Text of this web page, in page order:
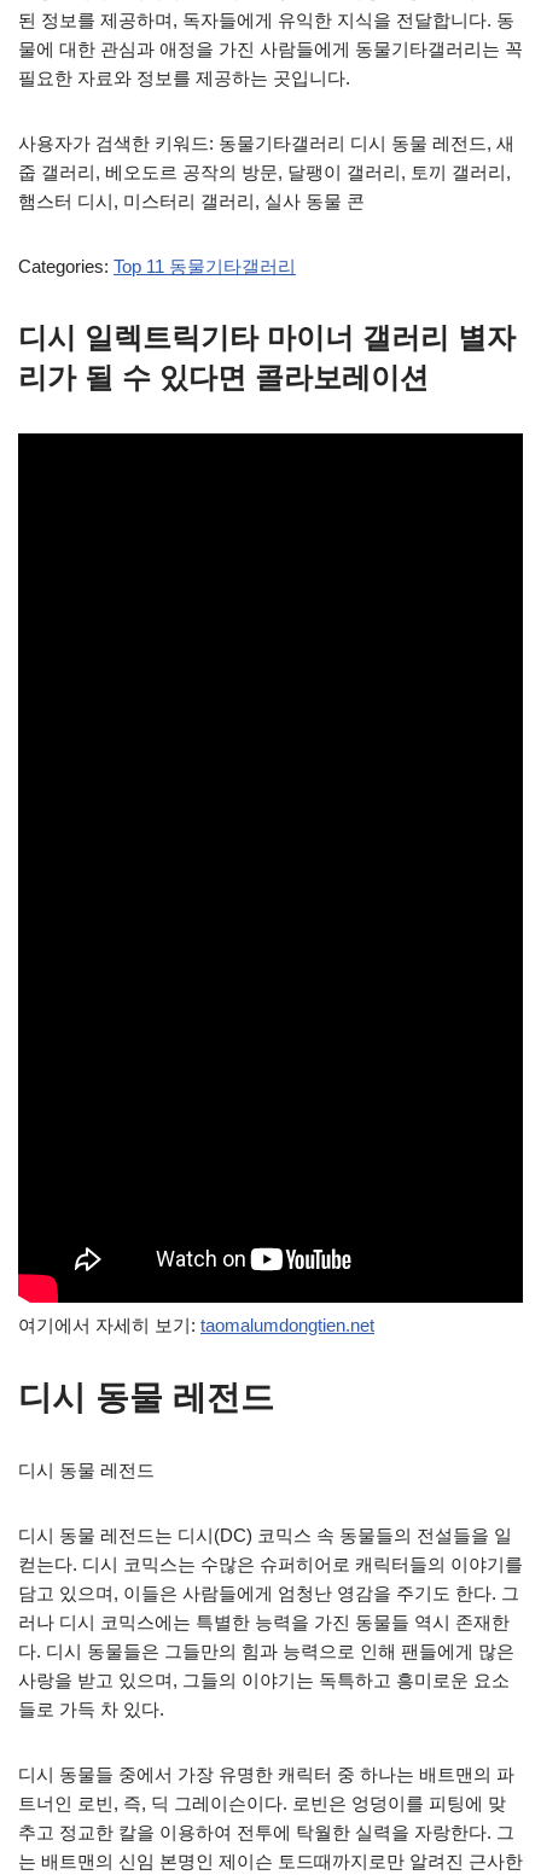
된 정보를 제공하며, 독자들에게 유익한 지식을 전달합니다. 동
물에 대한 관심과 애정을 가진 사람들에게 동물기타갤러리는 꼭
필요한 자료와 정보를 제공하는 곳입니다.
사용자가 검색한 키워드: 동물기타갤러리 디시 동물 레전드, 새
줍 갤러리, 베오도르 공작의 방문, 달팽이 갤러리, 토끼 갤러리,
햄스터 디시, 미스터리 갤러리, 실사 동물 콘
Categories: Top 11 동물기타갤러리
디시 일렉트릭기타 마이너 갤러리 별자
리가 될 수 있다면 콜라보레이션
여기에서 자세히 보기: taomalumdongtien.net
디시 동물 레전드
디시 동물 레전드
디시 동물 레전드는 디시(DC) 코믹스 속 동물들의 전설들을 일
컫는다. 디시 코믹스는 수많은 슈퍼히어로 캐릭터들의 이야기를
담고 있으며, 이들은 사람들에게 엄청난 영감을 주기도 한다. 그
러나 디시 코믹스에는 특별한 능력을 가진 동물들 역시 존재한
다. 디시 동물들은 그들만의 힘과 능력으로 인해 팬들에게 많은
사랑을 받고 있으며, 그들의 이야기는 독특하고 흥미로운 요소
들로 가득 차 있다.
디시 동물들 중에서 가장 유명한 캐릭터 중 하나는 배트맨의 파
트너인 로빈, 즉, 딕 그레이슨이다. 로빈은 엉덩이를 피팅에 맞
추고 정교한 칼을 이용하여 전투에 탁월한 실력을 자랑한다. 그
는 배트맨의 신임 본명인 제이슨 토드때까지로만 알려진 근사한